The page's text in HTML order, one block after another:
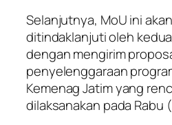
Selanjutnya, MoU ini
ditindaklanjuti oleh
dengan mengirim
penyelenggaraan
Kemenag Jatim yang
dilaksanakan pada Rabu